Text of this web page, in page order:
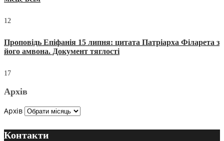
12
Проповідь Епіфанія 15 липня: цитата Патріарха Філарета з
його амвона. Документ тяглості
17
Архів
Архів
Контакти